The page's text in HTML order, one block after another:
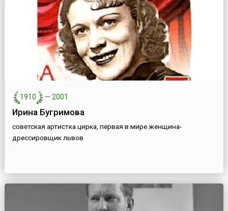
1910 — 2001
Ирина Бугримова
советская артистка цирка, первая в мире женщина-
дрессировщик львов